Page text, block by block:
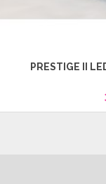
PRESTIGE II